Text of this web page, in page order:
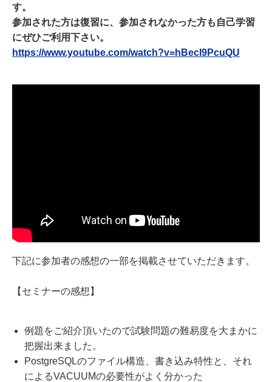
す。
参加された方は復習に、参加されなかった方も自己学習
にぜひご利用下さい。
https://www.youtube.com/watch?v=hBecI9PcuQU
下記に参加者の感想の一部を掲載させていただきます。
【セミナーの感想】
例題をご紹介頂いたので試験問題の難易度を大まかに
把握出来ました。
PostgreSQLのファイル構造、書き込み特性と、それ
によるVACUUMの必要性がよく分かった